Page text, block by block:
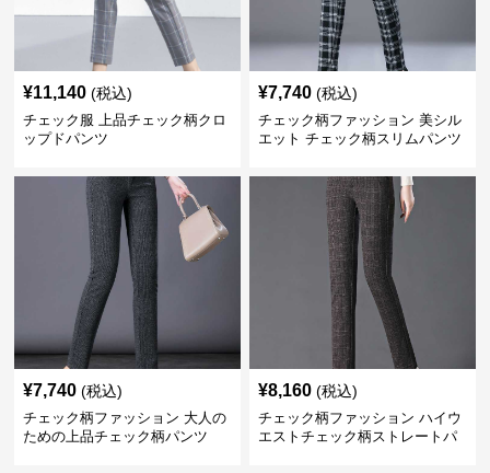
¥11,140 (税込)
チェック服 上品チェック柄クロ
ップドパンツ
¥7,740 (税込)
チェック柄ファッション 美シル
エット チェック柄スリムパンツ
¥7,740 (税込)
チェック柄ファッション 大人の
ための上品チェック柄パンツ
¥8,160 (税込)
チェック柄ファッション ハイウ
エストチェック柄ストレートパ